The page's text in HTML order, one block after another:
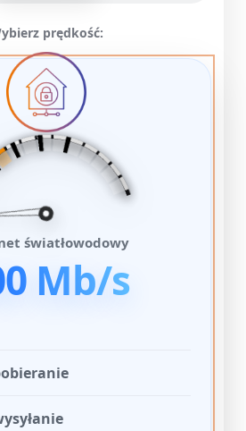
prędkość:
światłowodowy
Mb/s